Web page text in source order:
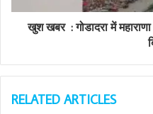
खुश खबर : गोडादरा में
RELATED ARTICLES